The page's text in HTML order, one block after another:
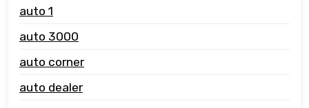
auto 1
auto 3000
auto corner
auto dealer